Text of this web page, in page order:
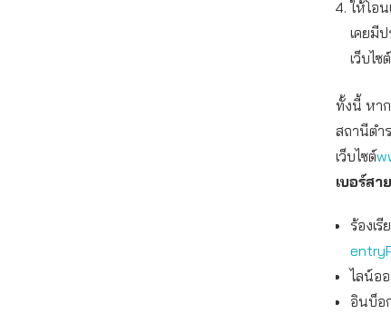
ให้โอ
เคยมี
เว็บไซต์
ทั้งนี้ หา
สถานีตำ
เว็บไซต์
เบอร์ส
ร้องเ
ไลน์อ
อินบ็อ